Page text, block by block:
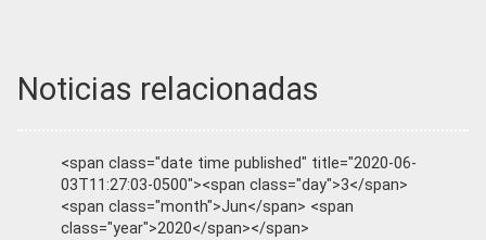
Noticias relacionadas
<span class="date time published" title="2020-06-
03T11:27:03-0500"><span class="day">3</span>
<span class="month">Jun</span> <span
class="year">2020</span></span>